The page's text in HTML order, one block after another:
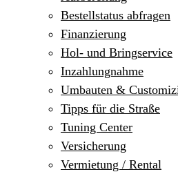
Bestellstatus abfragen
Finanzierung
Hol- und Bringservice
Inzahlungnahme
Umbauten &
Tipps für die Straße
Tuning Center
Versicherung
Vermietung / Rental